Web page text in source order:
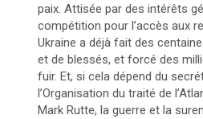
paix. Attisée par des intérêts
compétition pour l’accès aux
Ukraine a déjà fait des
et de blessés, et forcé des
fuir. Et, si cela dépend du
l’Organisation du traité de
Mark Rutte, la guerre et la